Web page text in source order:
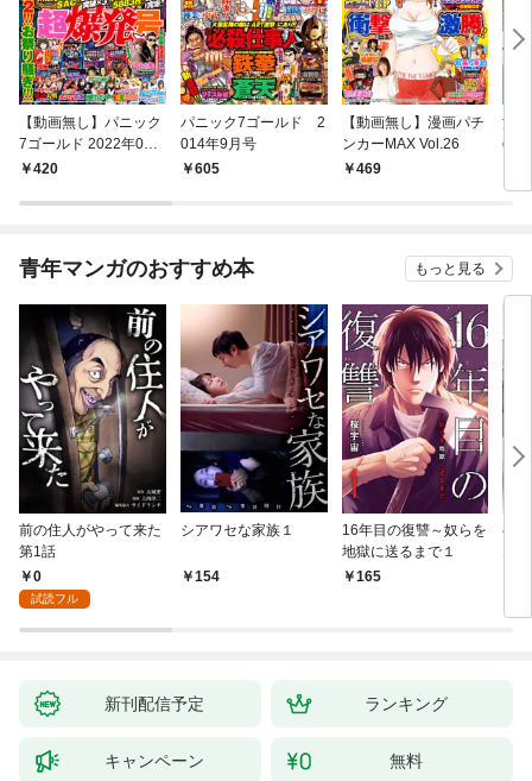
【動画無し】パニック
7ゴールド 2022年06
月号420
パニック7ゴールド 2
014年9月号
605
【動画無し】漫画パチ
ンカーMAX Vol.26
469
漫
青年マンガのおすすめ本 もっと見る
前の住人がやって来た
第1話
0
試読フル
シアワセな家族１
154
16年目の復讐～奴らを
地獄に送るまで１
165
ベ
新刊配信予定 ランキング
キャンペーン 無料